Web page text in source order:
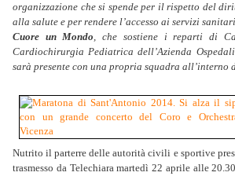
organizzazione che si spende per il rispetto del
alla salute e per rendere l’accesso ai servizi
Cuore un Mondo, che sostiene i reparti di
Cardiochirurgia Pediatrica dell’Azienda
sarà presente con una propria squadra all’interno
Nutrito il parterre delle autorità civili e sportive
trasmesso da Telechiara martedì 22 aprile alle